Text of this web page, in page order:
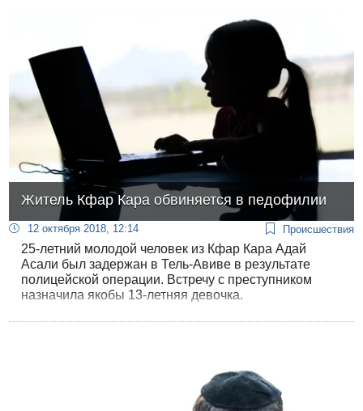
Житель Кфар Кара обвиняется в педофилии
12 октября 2018, 12:14 Происшествия
25-летний молодой человек из Кфар Кара Адай
Асали был задержан в Тель-Авиве в результате
полицейской операции. Встречу с преступником
назначила якобы 13-летняя девочка.